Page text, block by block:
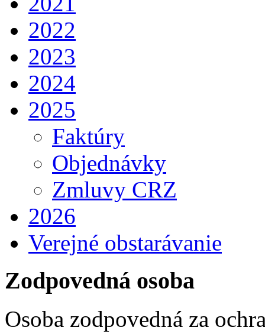
2022
2023
2024
2025
Faktúry
Objednávky
Zmluvy CRZ
2026
Verejné obstarávanie
Zodpovedná osoba
Osoba zodpovedná za